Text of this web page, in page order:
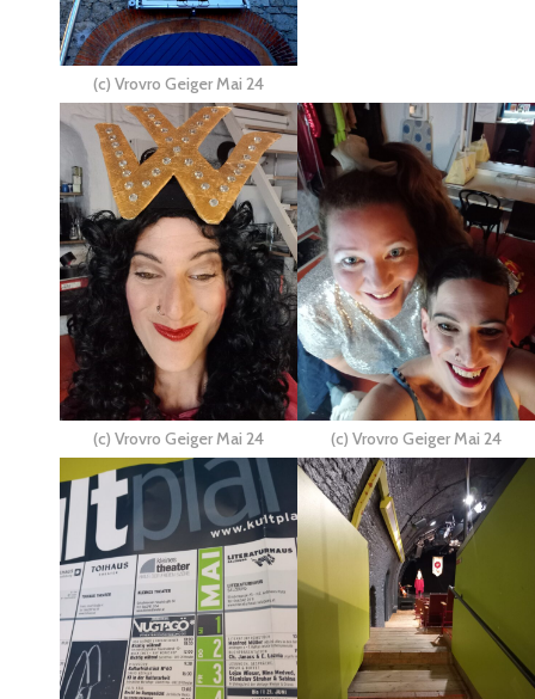
(c) Vrovro Geiger Mai 24
(c) Vrovro Geiger Mai 24 (c) Vrovro Geiger Mai 24